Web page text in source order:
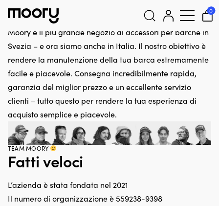
Cerca:
0
Su Moory
Moory è il più grande negozio di accessori per barche in
Svezia – e ora siamo anche in Italia. Il nostro obiettivo è
rendere la manutenzione della tua barca estremamente
facile e piacevole. Consegna incredibilmente rapida,
garanzia del miglior prezzo e un eccellente servizio
clienti – tutto questo per rendere la tua esperienza di
acquisto semplice e piacevole.
TEAM MOORY
Fatti veloci
L’azienda è stata fondata nel 2021
Il numero di organizzazione è 559238-9398